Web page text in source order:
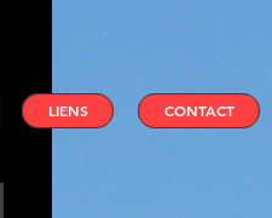
LIENS CONTACT